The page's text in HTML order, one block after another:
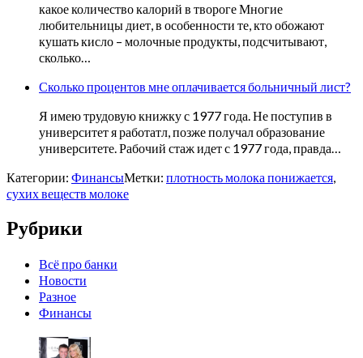
какое количество калорий в твороге Многие
любительницы диет, в особенности те, кто обожают
кушать кисло – молочные продукты, подсчитывают,
сколько…
Сколько процентов мне оплачивается больничный лист?
Я имею трудовую книжку с 1977 года. Не поступив в
университет я работатл, позже получал образование
университете. Рабочий стаж идет с 1977 года, правда…
Категории: ФинансыМетки: плотность молока понижается,
сухих веществ молоке
Рубрики
Всё про банки
Новости
Разное
Финансы